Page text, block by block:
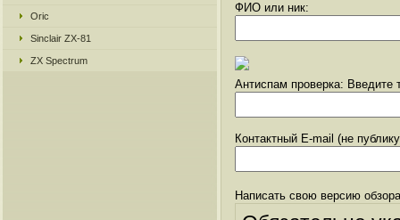
Oric
Sinclair ZX-81
ZX Spectrum
ФИО или ник:
Антиспам проверка: Введите
Контактный E-mail (не
Написать свою версию